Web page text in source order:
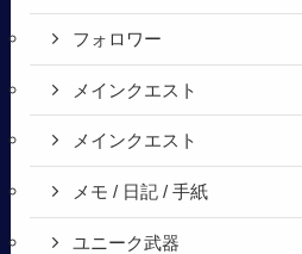
フォロワー
メインクエスト
メインクエスト
メモ / 日記 / 手紙
ユニーク武器